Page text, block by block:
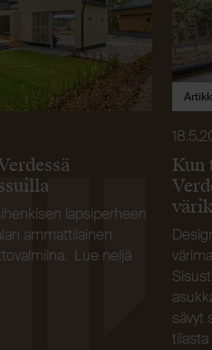
lapsiperheen
ammattilainen
Lue neljä
Kun
sävyt